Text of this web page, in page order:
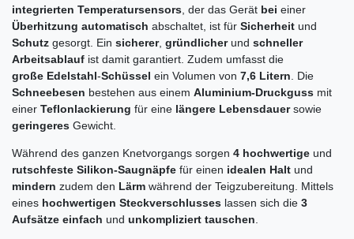
integrierten Temperatursensors , der das Gerät bei einer
Überhitzung automatisch abschaltet, ist für Sicherheit und
Schutz gesorgt. Ein sicherer, gründlicherund schneller
Arbeitsablauf ist damit garantiert. Zudem umfasst die
große Edelstahl-Schüssel ein Volumen von 7,6 Litern . Die
Schneebesen bestehen aus einem Aluminium-Druckguss mit
einer Teflonlackierung für eine längere Lebensdauersowie
geringeres Gewicht.
Während des ganzen Knetvorgangs sorgen 4 hochwertige und
rutschfeste Silikon-Saugnäpfe für einen idealen Halt und
mindern zudem den Lärm während der Teigzubereitung. Mittels
eines hochwertigen Steckverschlusses lassen sich die 3
Aufsätze einfach und unkompliziert tauschen